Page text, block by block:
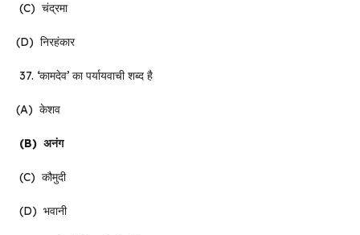
(C) चंद्रमा
(D) निरहंकार
37. ‘कामदेव’ का पर्यायवाची शब्द है
(A) केशव
(B) अनंग
(C) कौमुदी
(D) भवानी